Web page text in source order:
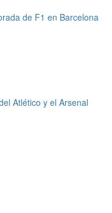
de F1 en Barcelona
Atlético y el Arsenal